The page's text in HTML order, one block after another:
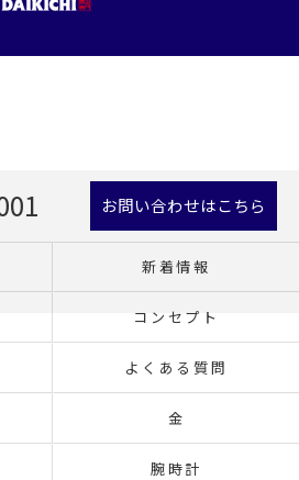
お問い合わせはこちら
新着情報
コンセプト
よくある質問
金
腕時計